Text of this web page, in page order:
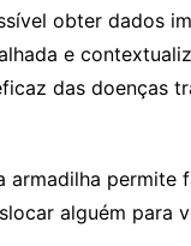
obter dados
e
das doenças
armadilha
alguém para